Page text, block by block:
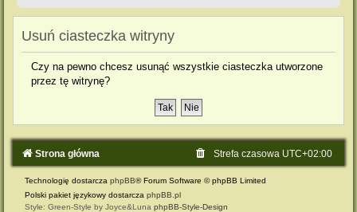
Usuń ciasteczka witryny
Czy na pewno chcesz usunąć wszystkie ciasteczka utworzone
przez tę witrynę?
Strona główna Strefa czasowa UTC+02:00
Technologię dostarcza phpBB® Forum Software © phpBB Limited
Polski pakiet językowy dostarcza phpBB.pl
Style: Green-Style by Joyce&Luna phpBB-Style-Design